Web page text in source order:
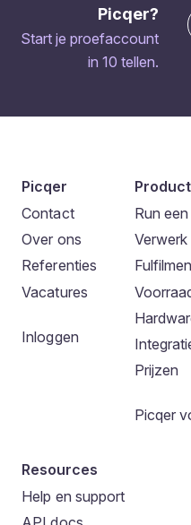
Picqer?
Start je proefaccount
in 10 tellen.
Picqer
Contact
Over ons
Referenties
Vacatures
Inloggen
Product
Run
Prijzen
Picqer
Resources
Help en support